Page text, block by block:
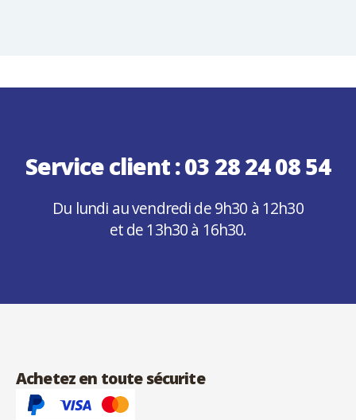
Service client :03 28 24 08 54
Du lundi au vendredi de 9h30 à 12h30
et de 13h30 à 16h30.
Achetez en toute sécurite